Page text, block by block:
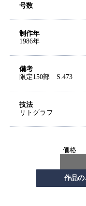
号数
制作年
1986年
備考
限定150部 S.473
技法
リトグラフ
価格